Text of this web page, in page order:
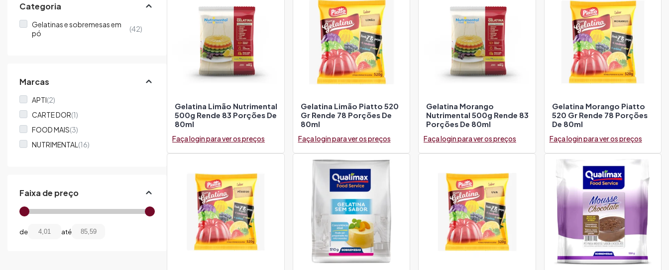
Categoria
Gelatinas e sobremesas em
pó
(42)
Marcas
APTI(2)
CARTE DOR(1)
FOOD MAIS(3)
NUTRIMENTAL (16)
Faixa de preço
de até
Gelatina Limão Nutrimental
500g Rende 83 Porções De
80ml
Faça login para ver os preços
Gelatina Limão Piatto 520
Gr Rende 78 Porções De
80ml
Faça login para ver os preços
Gelatina Morango
Nutrimental 500g Rende 83
Porções De 80ml
Faça login para ver os preços
Gelatina Morango Piatto
520 Gr Rende 78 Porções
De 80ml
Faça login para ver os preços